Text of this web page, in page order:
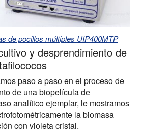
de pocillos múltiples UIP400MTP
y desprendimiento de
paso a paso en el proceso de
de una biopelícula de
analítico ejemplar, le mostramos
la biomasa
con violeta cristal.